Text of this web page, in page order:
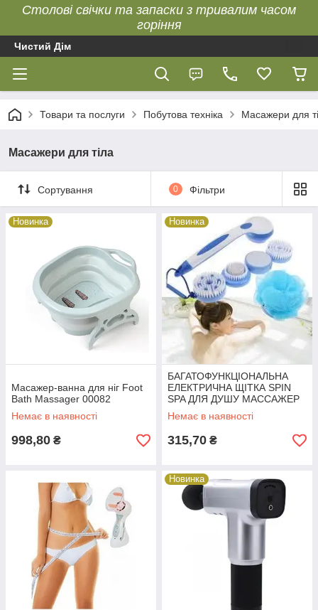
Столові свічки та запаски з тривалим часом
горіння
Чистий Дім
Товари та послуги Побутова техніка Масажери для
Масажери для тіла
Сортування 0 Фільтри
Новинка
Масажер-ванна для ніг Foot
Bath Massager 00082
Немає в наявності
998,80 ₴
Новинка
БАГАТОФУНКЦІОНАЛЬНА
ЕЛЕКТРИЧНА ЩІТКА SPIN
SPA ДЛЯ ДУШУ МАССАЖЕР
ДЛЯ ШКІРИ 5 В 1 БІЛИЙ
(90509)/(10144 28325
Немає в наявності
315,70 ₴
Новинка